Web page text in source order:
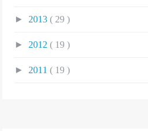
► 2013 ( 29 )
► 2012 ( 19 )
► 2011 ( 19 )